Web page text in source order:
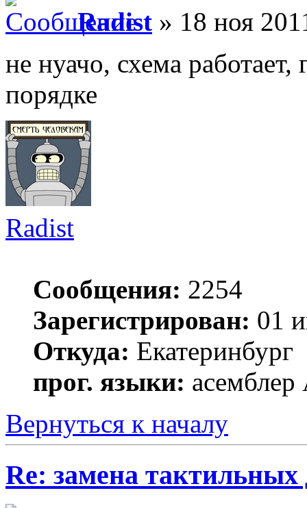
Radist » 18 ноя
не нуачо, схема работает,
порядке
Radist
Сообщения: 2254
Зарегистрирован: 01
Откуда: Екатеринбург
прог. языки: асемблер
Вернуться к началу
Re: замена тактильных